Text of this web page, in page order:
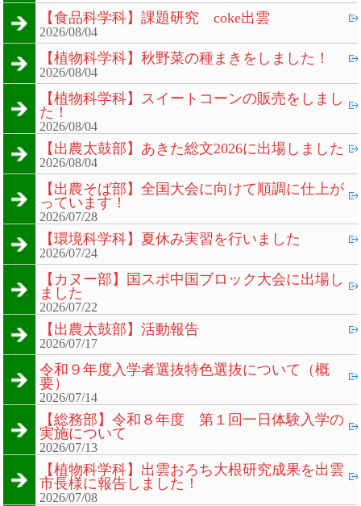
【食品科学科】課題研究 coke出雲
2026/08/04
【植物科学科】秋野菜の種まきをしました！
2026/08/04
【植物科学科】スイートコーンの販売をしまし
た！
2026/08/04
【出農太鼓部】あきた総文2026に出場しました
2026/08/04
【出農そば部】全国大会に向けて順調に仕上が
っています！
2026/07/28
【環境科学科】夏休み実習を行いました
2026/07/24
【カヌー部】国スポ中国ブロック大会に出場し
ました
2026/07/22
【出農太鼓部】活動報告
2026/07/17
令和９年度入学者選抜特色選抜について（概
要）
2026/07/14
【総務部】令和８年度 第１回一日体験入学の
実施について
2026/07/13
【植物科学科】出雲おろち大根研究成果を出雲
市長様に報告しました！
2026/07/08